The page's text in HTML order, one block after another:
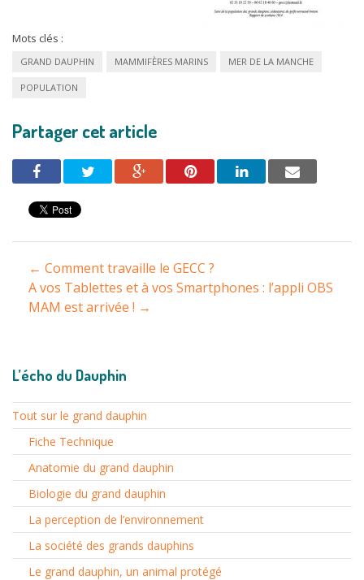
Mots clés :
GRAND DAUPHIN MAMMIFÈRES MARINS MER DE LA MANCHE
POPULATION
Partager cet article
Navigation
entre
articles
← Comment travaille le GECC ?
A vos Tablettes et à vos Smartphones : l’appli OBS
MAM est arrivée ! →
L’écho du Dauphin
Tout sur le grand dauphin
Fiche Technique
Anatomie du grand dauphin
Biologie du grand dauphin
La perception de l’environnement
La société des grands dauphins
Le grand dauphin, un animal protégé